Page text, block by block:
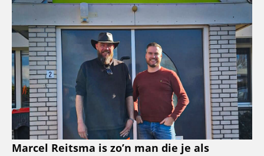
Marcel Reitsma is zo’n man die je als